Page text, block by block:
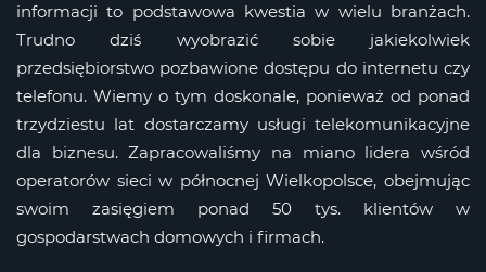
informacji to podstawowa kwestia w wielu branżach.
Trudno dziś wyobrazić sobie jakiekolwiek
przedsiębiorstwo pozbawione dostępu do internetu czy
telefonu. Wiemy o tym doskonale, ponieważ od ponad
trzydziestu lat dostarczamy usługi telekomunikacyjne
dla biznesu. Zapracowaliśmy na miano lidera wśród
operatorów sieci w północnej Wielkopolsce, obejmując
swoim zasięgiem ponad 50 tys. klientów w
gospodarstwach domowych i firmach.